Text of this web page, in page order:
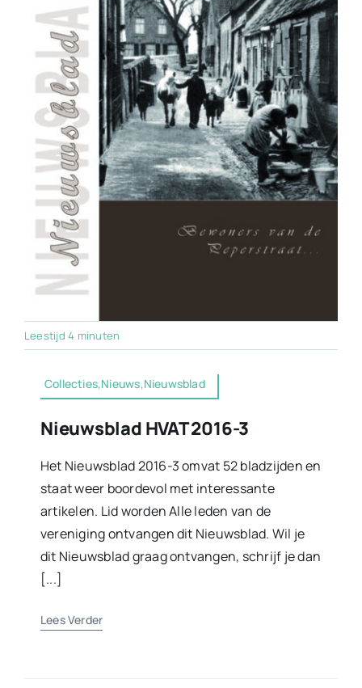
Leestijd 4 minuten
Collecties,Nieuws,Nieuwsblad
Nieuwsblad HVAT 2016-3
Het Nieuwsblad 2016-3 omvat 52 bladzijden en
staat weer boordevol met interessante
artikelen. Lid worden Alle leden van de
vereniging ontvangen dit Nieuwsblad. Wil je
dit Nieuwsblad graag ontvangen, schrijf je dan
[...]
Lees Verder